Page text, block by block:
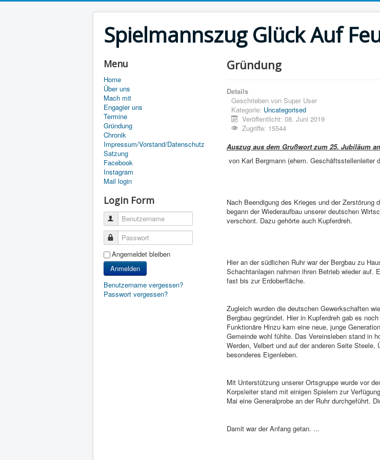
Spielmannszug Glück Auf
Menu
Home
Über uns
Mach mit
Engagier uns
Termine
Gründung
Chronik
Impressum/Vorstand/Datenschutz
Satzung
Facebook
Instagram
Mail login
Login Form
Benutzername
Passwort
Angemeldet bleiben
Anmelden
Benutzername vergessen?
Passwort vergessen?
Gründung
Details
Geschrieben von Super User
Kategorie: Uncategorised
Veröffentlicht: 08. Juni 2019
Zugriffe: 15544
Auszug aus dem Grußwort zum 25. Jubiläum
von Karl Bergmann (ehem. Geschäftsstellenleiter
Nach Beendigung des Krieges und der Zerstörung
begann der Wiederaufbau unserer deutschen
verschont. Dazu gehörte auch Kupferdreh.
Hier an der südlichen Ruhr war der Bergbau zu
Schachtanlagen nahmen ihren Betrieb wieder auf.
fast bis zur Erdoberfläche.
Zugleich wurden die deutschen Gewerkschaften
Bergbau gegründet. Hier in Kupferdreh gab es
Funktionäre Hinzu kam eine neue, junge
Gemeinde wohl fühlte. Das Vereinsleben stand in
Werden, Velbert und auf der anderen Seite
besonderes Eigenleben.
Mit Unterstützung unserer Ortsgruppe wurde vor
Korpsleiter stand mit einigen Spielern zur
Mai eine Generalprobe an der Ruhr durchgeführt.
Damit war der Anfang getan. ...